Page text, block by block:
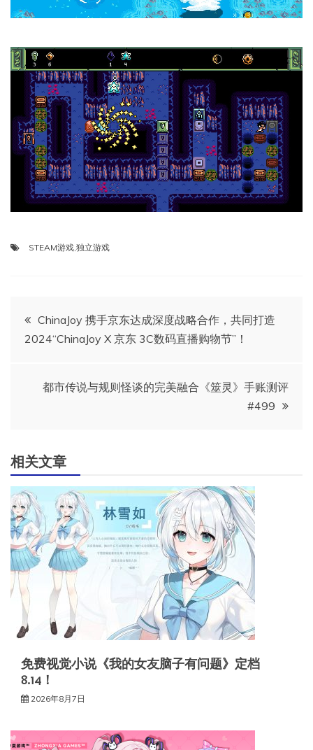
STEAM游戏 独立游戏
文
章
ChinaJoy 携手京东达成深度战略合作，共同打造
2024“ChinaJoy X 京东 3C数码直播购物节”！
都市传说与规则怪谈的完美融合《筮灵》手账测评
#499
相关文章
免费视觉小说《我的女友脑子有问题》定档
8.14！
2026年8月7日